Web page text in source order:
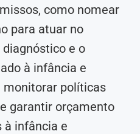
como nomear
para atuar no
e o
à infância e
monitorar políticas
garantir orçamento
à infância e